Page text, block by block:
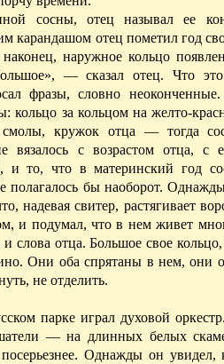
сосны, отец называл ее
карандашом отец пометил год
наружное кольцо
— сказал отец. Что это
фразы, словно
кольцо за кольцом на желто-
кружок отца — тогда
вязалось с возрастом отца, с
и то, что в материнский год
полагалось бы наоборот.
надевая свитер, растягивает
и подумал, что в нем живет
слова отца. Большое свое
Они оба спрятаны в нем, они
не отделить.
парке играл духовой
— на длинных белых
посерьезнее. Однажды он увидел,